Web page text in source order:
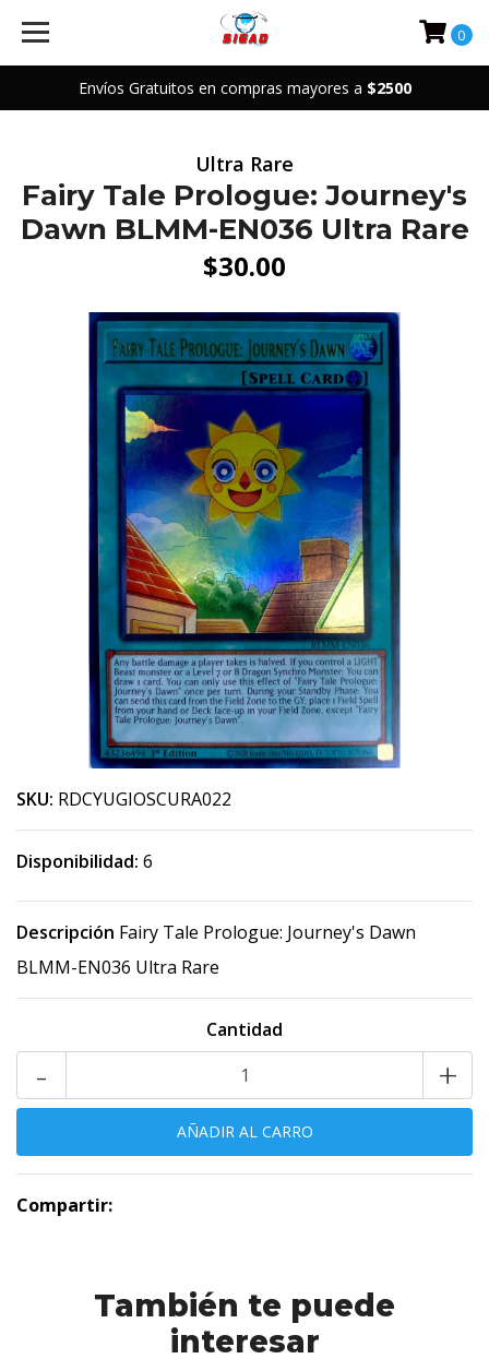
Envíos Gratuitos en compras mayores a $2500
0
Ultra Rare
Fairy Tale Prologue: Journey's
Dawn BLMM-EN036 Ultra Rare
$30.00
SKU: RDCYUGIOSCURA022
Disponibilidad: 6
Descripción Fairy Tale Prologue: Journey's Dawn
BLMM-EN036 Ultra Rare
Cantidad
+
-
Compartir:
También te puede
interesar